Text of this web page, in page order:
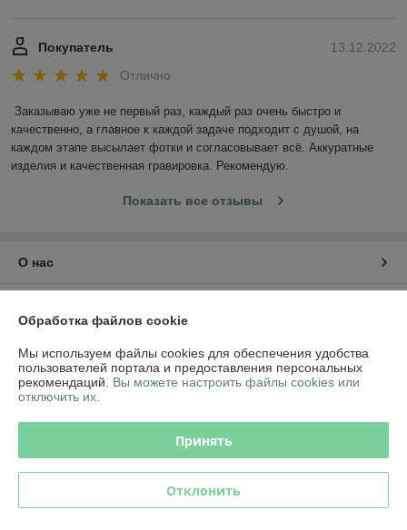
13.12.2022
Покупатель
Отлично
Заказываю уже не первый раз, каждый раз очень быстро и
качественно, а главное к каждой задаче подходит с душой, на
каждом этапе высылает фотки и согласовывает всё. Аккуратные
изделия и качественная гравировка. Рекомендую.
Показать все отзывы
О нас
Доставка и оплата
График работы
Политика обработки cookies
Обработка файлов cookie
Мы используем файлы cookies для обеспечения удобства
пользователей портала и предоставления персональных
рекомендаций. Вы можете настроить файлы cookies или
отключить их.
Принять
Отклонить